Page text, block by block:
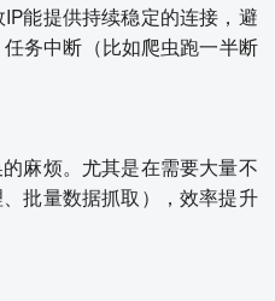
能提供持续稳定的连接，避
务中断（比如爬虫跑一半断
麻烦。尤其是在需要大量不
批量数据抓取），效率提升